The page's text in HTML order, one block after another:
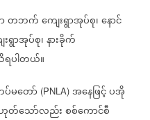
တဘက်ကျေးရွာအုပ်စု၊နောင်
းရွာအုပ်စု၊နားခိုက်
ပါတယ်။
မတော် (PNLA) အနေဖြင့်ပအို
တ်သော်လည်းစစ်ကောင်စီ